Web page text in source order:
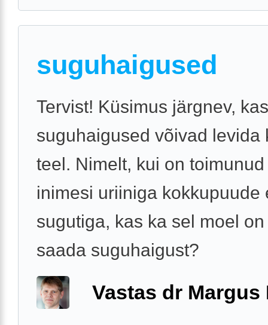
suguhaigused
Tervist! Küsimus järgnev,
suguhaigused võivad levida
teel. Nimelt, kui on
inimesi uriiniga kokkupuude
sugutiga, kas ka sel moel
saada suguhaigust?
Vastas dr Margus